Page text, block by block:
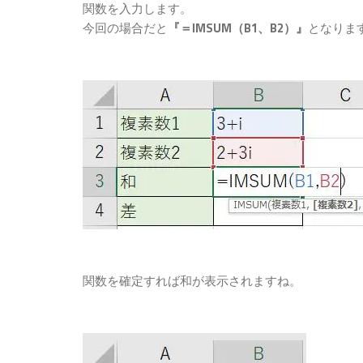
関数を入力します。
今回の場合だと 『＝IMSUM（B1、B2）』 となりま
関数を確定すれば和が表示されますね。